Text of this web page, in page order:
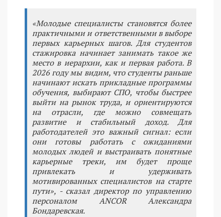
«Молодые специалисты становятся более
практичными и ответственными в выборе
первых карьерных шагов. Для студентов
стажировка начинает занимать такое же
место в иерархии, как и первая работа. В
2026 году мы видим, что студенты раньше
начинают искать прикладные программы
обучения, выбирают СПО, чтобы быстрее
выйти на рынок труда, и ориентируются
на отрасли, где можно совмещать
развитие и стабильный доход. Для
работодателей это важный сигнал: если
они готовы работать с ожиданиями
молодых людей и выстраивать понятные
карьерные треки, им будет проще
привлекать и удерживать
мотивированных специалистов на старте
пути», - сказал директор по управлению
персоналом ANCOR Александра
Бондаревская.